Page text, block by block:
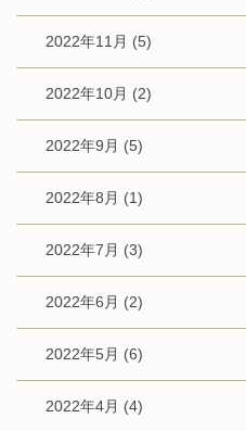
2022年11月 (5)
2022年10月 (2)
2022年9月 (5)
2022年8月 (1)
2022年7月 (3)
2022年6月 (2)
2022年5月 (6)
2022年4月 (4)